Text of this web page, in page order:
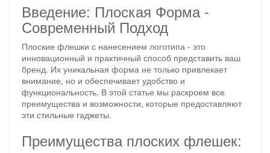
Введение: Плоская Форма -
Современный Подход
Плоские флешки с нанесением логотипа - это
инновационный и практичный способ представить ваш
бренд. Их уникальная форма не только привлекает
внимание, но и обеспечивает удобство и
функциональность. В этой статье мы раскроем все
преимущества и возможности, которые предоставляют
эти стильные гаджеты.
Преимущества плоских флешек: